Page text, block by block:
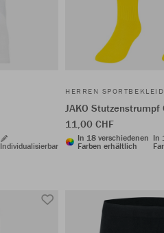
Individualisierbar
HERREN
JAKO Stutzenstrumpf
11,00 CHF
In 18 verschiedenen
Farben erhältlich
In